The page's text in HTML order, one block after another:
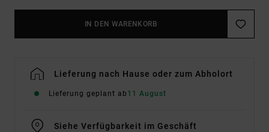
IN DEN WARENKORB
Lieferung nach Hause oder zum Abholort
Lieferung geplant ab 11 August
Siehe Verfügbarkeit im Geschäft